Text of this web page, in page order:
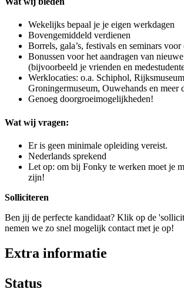
Wekelijks bepaal je je eigen werkdagen
Bovengemiddeld verdienen
Borrels, gala’s, festivals en seminars
Bonussen voor het aandragen van
(bijvoorbeeld je vrienden en
Werklocaties: o.a. Schiphol,
Groningermuseum, Ouwehands en meer
Genoeg doorgroeimogelijkheden!
Wat wij vragen:
Er is geen minimale opleiding vereist.
Nederlands sprekend
Let op: om bij Fonky te werken moet je
zijn!
Solliciteren
Ben jij de perfecte kandidaat? Klik op de
nemen we zo snel mogelijk contact met je op!
Extra informatie
Status